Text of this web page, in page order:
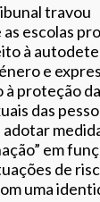
travou
escolas
à
e
proteção
das
em
de
uma